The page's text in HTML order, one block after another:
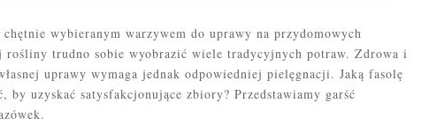
chętnie wybieranym warzywem do uprawy na przydomowych
rośliny trudno sobie wyobrazić wiele tradycyjnych potraw. Zdrowa i
uprawy wymaga jednak odpowiedniej pielęgnacji. Jaką fasolę
by uzyskać satysfakcjonujące zbiory? Przedstawiamy garść